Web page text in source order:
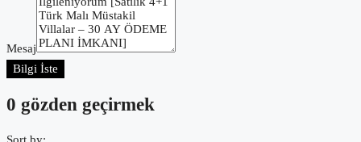
Mesaj
Bilgi İste
0 gözden geçirmek
Sort by: